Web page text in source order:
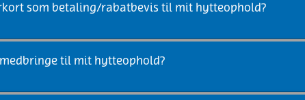
som betaling/rabatbevis til mit hytteophold?
til mit hytteophold?